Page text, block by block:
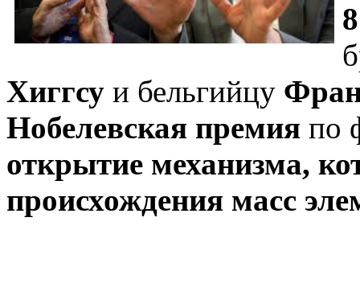
Хиггсу и бельгийцу
Нобелевская премия по
открытие механизма,
происхождения масс